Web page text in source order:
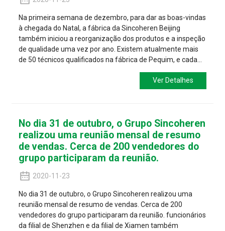
Na primeira semana de dezembro, para dar as boas-vindas
à chegada do Natal, a fábrica da Sincoheren Beijing
também iniciou a reorganização dos produtos e a inspeção
de qualidade uma vez por ano. Existem atualmente mais
de 50 técnicos qualificados na fábrica de Pequim, e cada...
Ver Detalhes
No dia 31 de outubro, o Grupo Sincoheren
realizou uma reunião mensal de resumo
de vendas. Cerca de 200 vendedores do
grupo participaram da reunião.
2020-11-23
No dia 31 de outubro, o Grupo Sincoheren realizou uma
reunião mensal de resumo de vendas. Cerca de 200
vendedores do grupo participaram da reunião. funcionários
da filial de Shenzhen e da filial de Xiamen também